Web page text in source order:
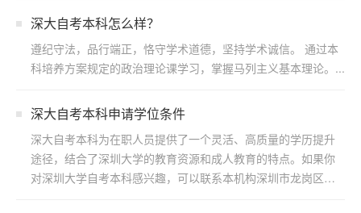
深大自考本科怎么样？
遵纪守法，品行端正，恪守学术道德，坚持学术诚信。 通过本
科培养方案规定的政治理论课学习，掌握马列主义基本理论。...
深大自考本科申请学位条件
深大自考本科为在职人员提供了一个灵活、高质量的学历提升
途径，结合了深圳大学的教育资源和成人教育的特点。如果你
对深圳大学自考本科感兴趣，可以联系本机构深圳市龙岗区浩